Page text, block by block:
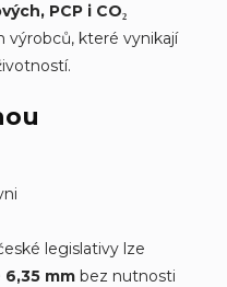
PCP i CO₂
výrobců, které vynikají
legislativy lze
6,35 mm bez nutnosti